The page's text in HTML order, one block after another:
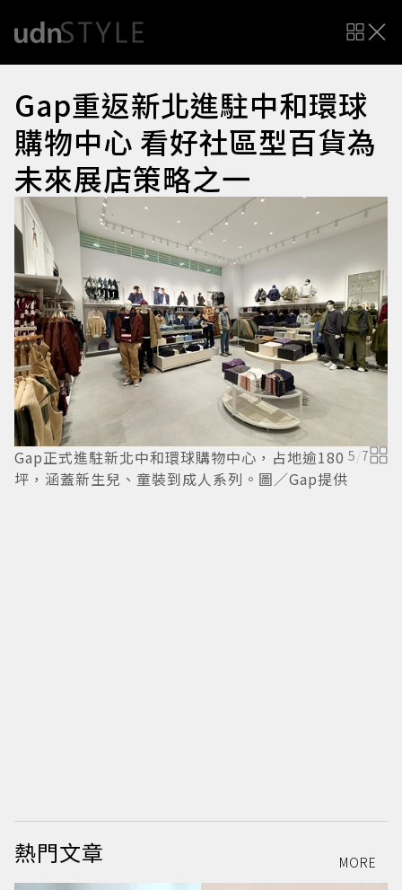
Gap重返新北進駐中和環球
購物中心 看好社區型百貨為
未來展店策略之一
Gap正式進駐新北中和環球購物中心，占地逾180
坪，涵蓋新生兒、童裝到成人系列。圖／Gap提供
5 /7
熱門文章 MORE